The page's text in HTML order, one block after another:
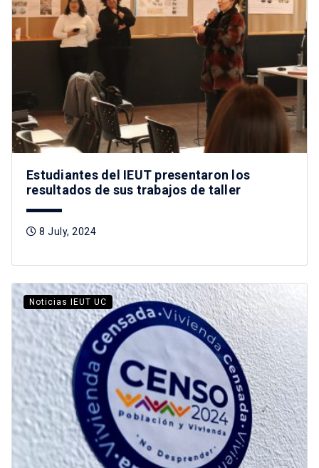
Estudiantes del IEUT presentaron los
resultados de sus trabajos de taller
8 July, 2024
Noticias IEUT UC